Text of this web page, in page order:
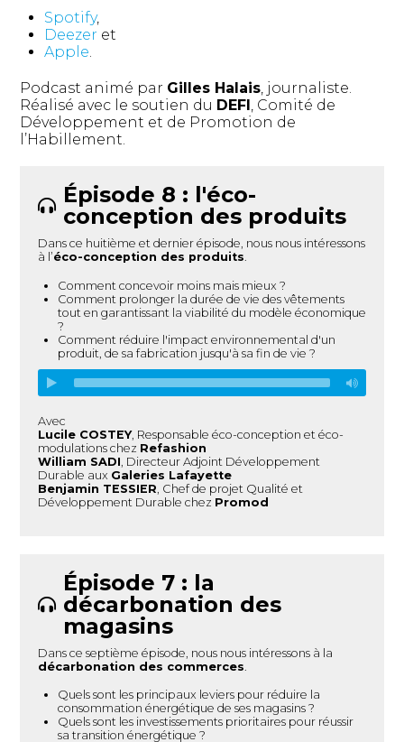
Spotify,
Deezer et
Apple
Podcast animé par Gilles Halais , journaliste.
Réalisé avec le soutien du DEFI , Comité de
Développement et de Promotion de
l’Habillement.
Épisode 8 : l'éco-
conception des produits
Dans ce huitième et dernier épisode, nous nous intéressons
à l’éco-conception des produits
Comment concevoir moins mais mieux ?
Comment prolonger la durée de vie des vêtements
tout en garantissant la viabilité du modèle économique
?
Comment réduire l'impact environnemental d'un
produit, de sa fabrication jusqu'à sa fin de vie ?
Avec
Lucile COSTEY, Responsable éco-conception et éco-
modulations chez Refashion
William SADI , Directeur Adjoint Développement
Durable aux Galeries Lafayette
Benjamin TESSIER , Chef de projet Qualité et
Développement Durable chez Promod
Épisode 7 : la
décarbonation des
magasins
Dans ce septième épisode, nous nous intéressons à la
décarbonation des commerces
Quels sont les principaux leviers pour réduire la
consommation énergétique de ses magasins ?
Quels sont les investissements prioritaires pour réussir
sa transition énergétique ?